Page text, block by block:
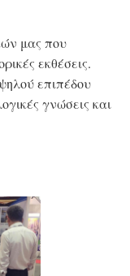
μας που
εκθέσεις.
επιπέδου
γνώσεις και